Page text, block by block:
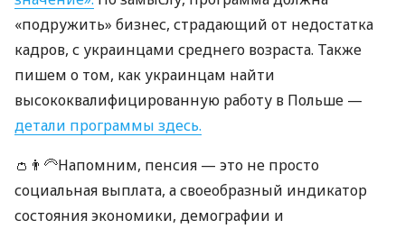
«подружить» бизнес, страдающий от недостатка
кадров, с украинцами среднего возраста. Также
пишем о том, как украинцам найти
высококвалифицированную работу в Польше —
детали программы здесь.
👛👨‍🦳Напомним, пенсия — это не просто
социальная выплата, а своеобразный индикатор
состояния экономики, демографии и